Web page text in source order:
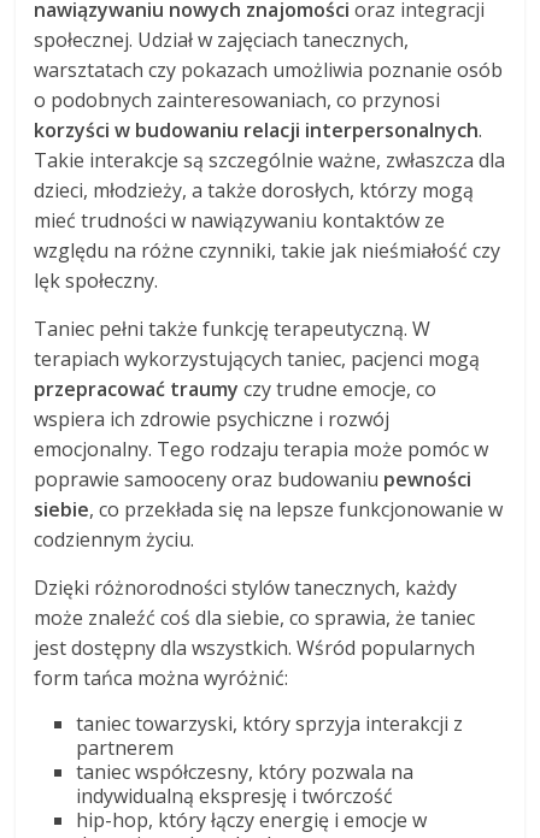
nawiązywaniu nowych znajomości oraz integracji
społecznej. Udział w zajęciach tanecznych,
warsztatach czy pokazach umożliwia poznanie osób
o podobnych zainteresowaniach, co przynosi
korzyści w budowaniu relacji interpersonalnych.
Takie interakcje są szczególnie ważne, zwłaszcza dla
dzieci, młodzieży, a także dorosłych, którzy mogą
mieć trudności w nawiązywaniu kontaktów ze
względu na różne czynniki, takie jak nieśmiałość czy
lęk społeczny.
Taniec pełni także funkcję terapeutyczną. W
terapiach wykorzystujących taniec, pacjenci mogą
przepracować traumy czy trudne emocje, co
wspiera ich zdrowie psychiczne i rozwój
emocjonalny. Tego rodzaju terapia może pomóc w
poprawie samooceny oraz budowaniu pewności
siebie, co przekłada się na lepsze funkcjonowanie w
codziennym życiu.
Dzięki różnorodności stylów tanecznych, każdy
może znaleźć coś dla siebie, co sprawia, że taniec
jest dostępny dla wszystkich. Wśród popularnych
form tańca można wyróżnić:
taniec towarzyski, który sprzyja interakcji z
partnerem
taniec współczesny, który pozwala na
indywidualną ekspresję i twórczość
hip-hop, który łączy energię i emocje w